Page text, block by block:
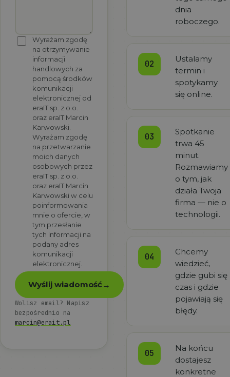
Wyrażam zgodę
na otrzymywanie
informacji
handlowych za
pomocą środków
komunikacji
elektronicznej od
eraIT sp. z o.o.
oraz eraIT Marcin
Karwowski.
Wyrażam zgodę
na przetwarzanie
moich danych
osobowych przez
eraIT sp. z o.o.
oraz eraIT Marcin
Karwowski w celu
poinformowania
mnie o ofercie, w
tym przesłanie
tych informacji na
podany adres
komunikacji
elektronicznej.
Nie wypełniaj tego pola
Wyślij wiadomość→
Wolisz email? Napisz
bezpośrednio na
marcin@erait.pl
dnia
roboczego.
02
Ustalamy
termin i
spotykamy
się online.
03
Spotkanie
trwa 45
minut.
Rozmawiamy
o tym, jak
działa Twoja
firma — nie o
technologii.
04
Chcemy
wiedzieć,
gdzie gubi się
czas i gdzie
pojawiają się
błędy.
05
Na końcu
dostajesz
konkretne